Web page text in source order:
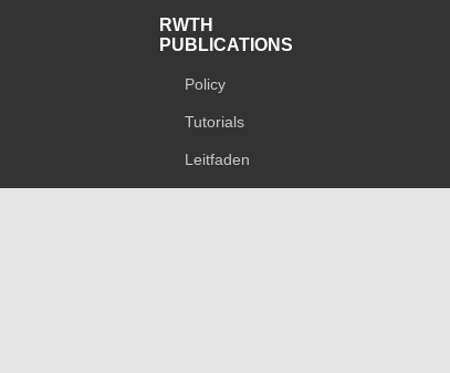
RWTH
PUBLICATIONS
Policy
Tutorials
Leitfaden